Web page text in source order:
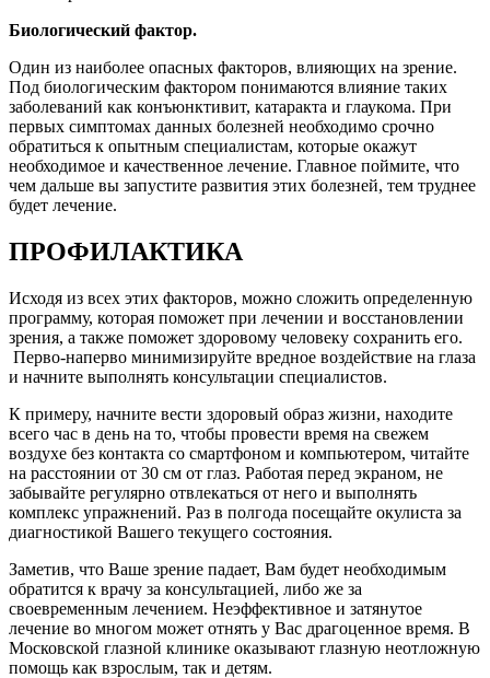
Биологический фактор.
Один из наиболее опасных факторов, влияющих на зрение.
Под биологическим фактором понимаются влияние таких
заболеваний как конъюнктивит, катаракта и глаукома. При
первых симптомах данных болезней необходимо срочно
обратиться к опытным специалистам, которые окажут
необходимое и качественное лечение. Главное поймите, что
чем дальше вы запустите развития этих болезней, тем труднее
будет лечение.
ПРОФИЛАКТИКА
Исходя из всех этих факторов, можно сложить определенную
программу, которая поможет при лечении и восстановлении
зрения, а также поможет здоровому человеку сохранить его.
Перво-наперво минимизируйте вредное воздействие на глаза
и начните выполнять консультации специалистов.
К примеру, начните вести здоровый образ жизни, находите
всего час в день на то, чтобы провести время на свежем
воздухе без контакта со смартфоном и компьютером, читайте
на расстоянии от 30 см от глаз. Работая перед экраном, не
забывайте регулярно отвлекаться от него и выполнять
комплекс упражнений. Раз в полгода посещайте окулиста за
диагностикой Вашего текущего состояния.
Заметив, что Ваше зрение падает, Вам будет необходимым
обратится к врачу за консультацией, либо же за
своевременным лечением. Неэффективное и затянутое
лечение во многом может отнять у Вас драгоценное время. В
Московской глазной клинике оказывают глазную неотложную
помощь как взрослым, так и детям.